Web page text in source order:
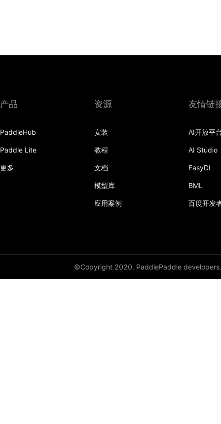
产品
PaddleHub
Paddle Lite
更多
资源
安装
教程
文档
模型库
应用案例
友情链
AI开放平
AI Studio
EasyDL
BML
百度开发
©Copyright 2020, PaddlePaddle developers.